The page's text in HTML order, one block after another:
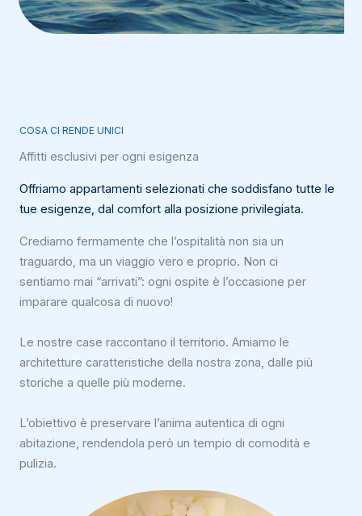
COSA CI RENDE UNICI
Affitti esclusivi per ogni esigenza
Offriamo appartamenti selezionati che soddisfano tutte le
tue esigenze, dal comfort alla posizione privilegiata.
Crediamo fermamente che l’ospitalità non sia un
traguardo, ma un viaggio vero e proprio. Non ci
sentiamo mai “arrivati”: ogni ospite è l’occasione per
imparare qualcosa di nuovo!
Le nostre case raccontano il territorio. Amiamo le
architetture caratteristiche della nostra zona, dalle più
storiche a quelle più moderne.
L’obiettivo è preservare l’anima autentica di ogni
abitazione, rendendola però un tempio di comodità e
pulizia.